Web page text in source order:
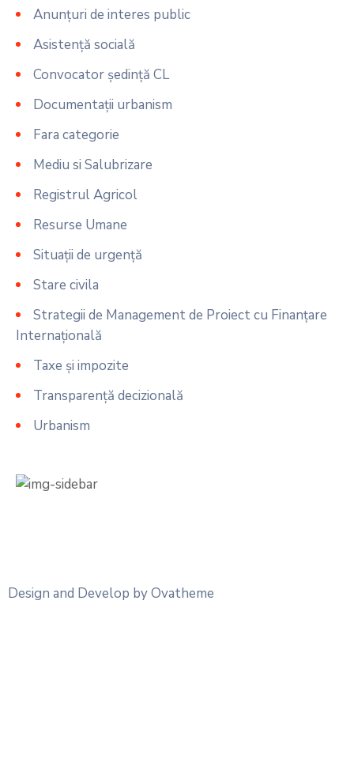
Anunțuri de interes public
Asistență socială
Convocator ședință CL
Documentații urbanism
Fara categorie
Mediu si Salubrizare
Registrul Agricol
Resurse Umane
Situații de urgență
Stare civila
Strategii de Management de Proiect cu Finanțare
Internațională
Taxe și impozite
Transparență decizională
Urbanism
Design and Develop by Ovatheme